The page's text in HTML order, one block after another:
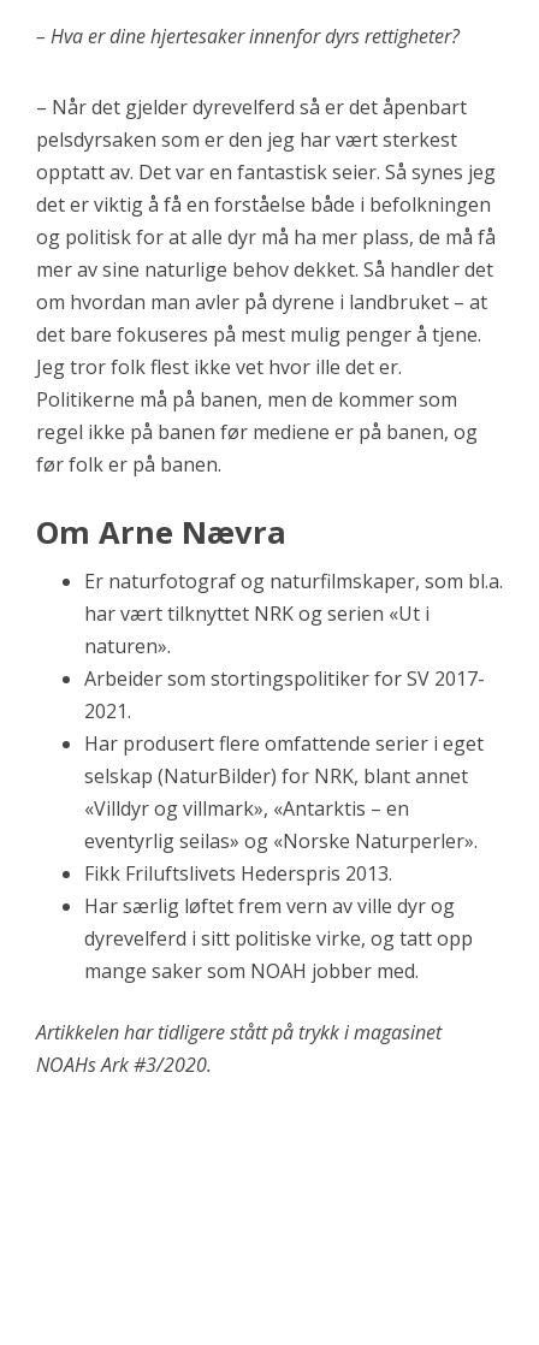
– Hva er dine hjertesaker innenfor dyrs rettigheter?
– Når det gjelder dyrevelferd så er det åpenbart
pelsdyrsaken som er den jeg har vært sterkest
opptatt av. Det var en fantastisk seier. Så synes jeg
det er viktig å få en forståelse både i befolkningen
og politisk for at alle dyr må ha mer plass, de må få
mer av sine naturlige behov dekket. Så handler det
om hvordan man avler på dyrene i landbruket – at
det bare fokuseres på mest mulig penger å tjene.
Jeg tror folk flest ikke vet hvor ille det er.
Politikerne må på banen, men de kommer som
regel ikke på banen før mediene er på banen, og
før folk er på banen.
Om Arne Nævra
Er naturfotograf og naturfilmskaper, som bl.a.
har vært tilknyttet NRK og serien «Ut i
naturen».
Arbeider som stortingspolitiker for SV 2017-
2021.
Har produsert flere omfattende serier i eget
selskap (NaturBilder) for NRK, blant annet
«Villdyr og villmark», «Antarktis – en
eventyrlig seilas» og «Norske Naturperler».
Fikk Friluftslivets Hederspris 2013.
Har særlig løftet frem vern av ville dyr og
dyrevelferd i sitt politiske virke, og tatt opp
mange saker som NOAH jobber med.
Artikkelen har tidligere stått på trykk i magasinet
NOAHs Ark #3/2020.